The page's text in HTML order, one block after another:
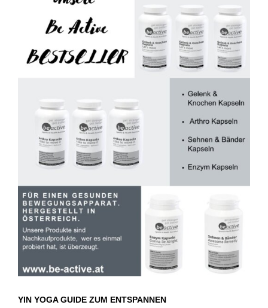
YIN YOGA GUIDE ZUM ENTSPANNEN